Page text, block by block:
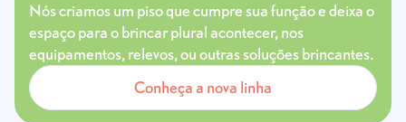
Nós criamos um piso que cumpre sua função e deixa o
espaço para o brincar plural acontecer, nos
equipamentos, relevos, ou outras soluções brincantes.
Conheça a nova linha